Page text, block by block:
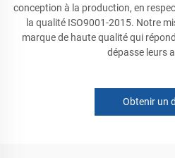
conception à la production, en
la qualité ISO9001-2015. Notre
marque de haute qualité qui
dépasse leurs
Obtenir un